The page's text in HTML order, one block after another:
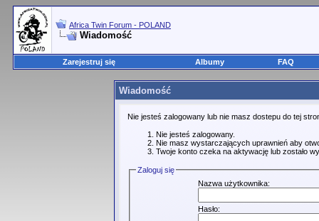
Africa Twin Forum - POLAND
Wiadomość
Zarejestruj się Albumy FAQ
Wiadomość
Nie jesteś zalogowany lub nie masz dostepu do tej
Nie jesteś zalogowany.
Nie masz wystarczających uprawnień aby
Twoje konto czeka na aktywację lub zostało
Zaloguj się
Nazwa użytkownika:
Hasło: